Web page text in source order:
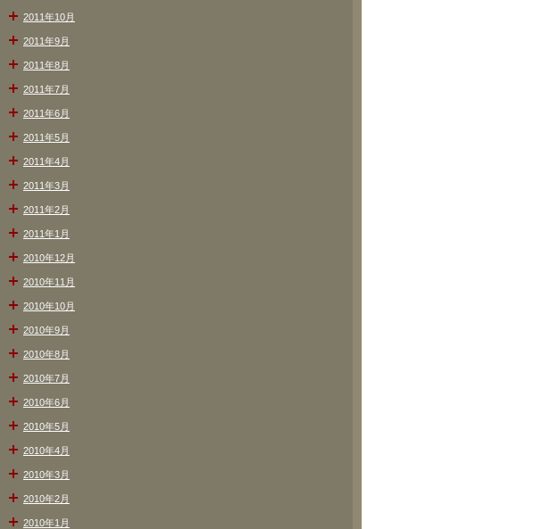
2011年10月
2011年9月
2011年8月
2011年7月
2011年6月
2011年5月
2011年4月
2011年3月
2011年2月
2011年1月
2010年12月
2010年11月
2010年10月
2010年9月
2010年8月
2010年7月
2010年6月
2010年5月
2010年4月
2010年3月
2010年2月
2010年1月